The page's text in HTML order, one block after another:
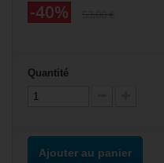
-40% 53,00 €
Quantité
Ajouter au panier